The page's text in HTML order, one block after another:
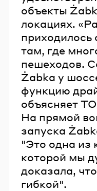
объекты
локациях.
приходилось
там, где
пешеходов.
Żabka у
функцию
объясняет
На прямой
запуска
"Это одна из
которой мы
доказала,
гибкой".